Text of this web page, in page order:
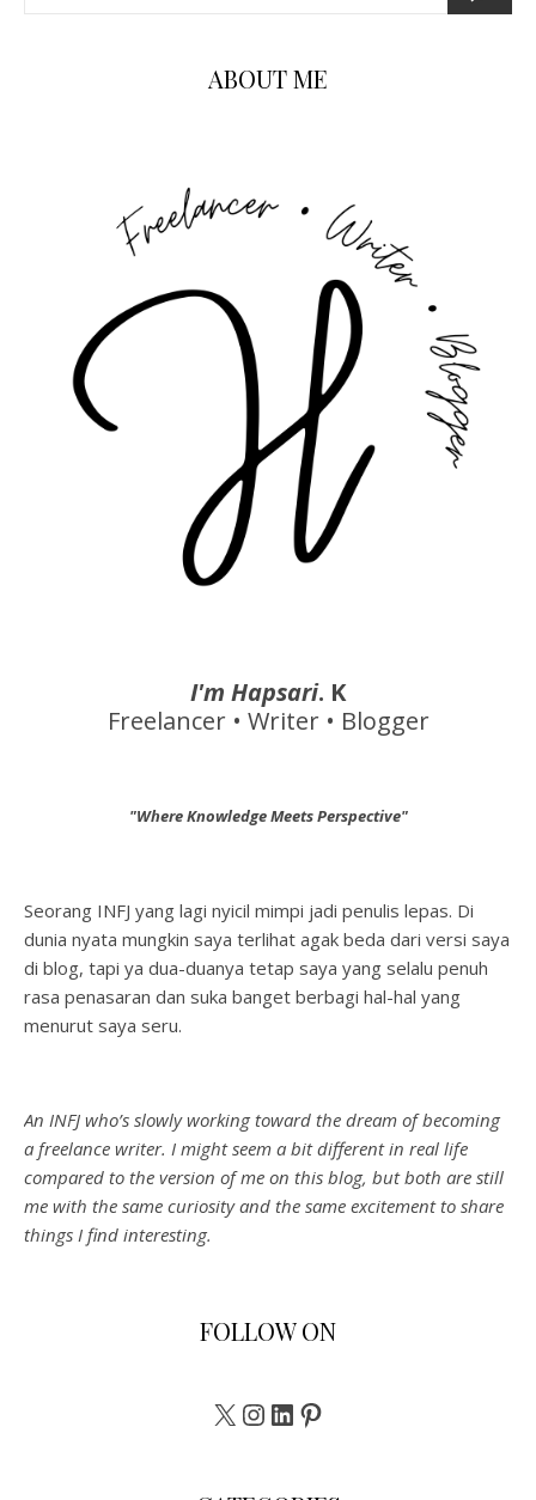
ABOUT ME
I'm Hapsari. K
Freelancer • Writer • Blogger
"Where Knowledge Meets Perspective"
Seorang INFJ yang lagi nyicil mimpi jadi penulis lepas. Di
dunia nyata mungkin saya terlihat agak beda dari versi saya
di blog, tapi ya dua-duanya tetap saya yang selalu penuh
rasa penasaran dan suka banget berbagi hal-hal yang
menurut saya seru.
An INFJ who’s slowly working toward the dream of becoming
a freelance writer. I might seem a bit different in real life
compared to the version of me on this blog, but both are still
me with the same curiosity and the same excitement to share
things I find interesting.
FOLLOW ON
X Instagram
LinkedInPinterest